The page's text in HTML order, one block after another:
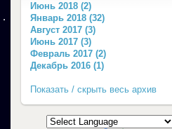
Июнь 2018 (2)
Январь 2018 (32)
Август 2017 (3)
Июнь 2017 (3)
Февраль 2017 (2)
Декабрь 2016 (1)
Показать / скрыть весь архив